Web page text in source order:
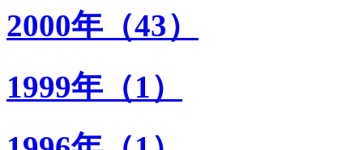
2000年（43）
1999年（1）